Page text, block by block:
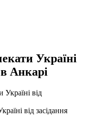
Україні
Анкарі
від засідання